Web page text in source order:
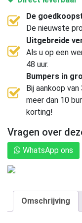
De
De nieuwste
Uitgebreide
Als u op een
48 uur.
Bumpers in
Bij aankoop
meer dan 10
korting!
Vragen over
WhatsApp ons
Omschrijving